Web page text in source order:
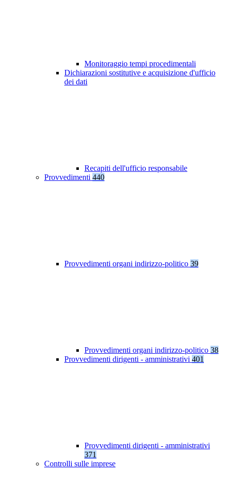
Monitoraggio tempi procedimentali
Dichiarazioni sostitutive e acquisizione d'ufficio
dei dati
Recapiti dell'ufficio responsabile
Provvedimenti 440
Provvedimenti organi indirizzo-politico 39
Provvedimenti organi indirizzo-politico 38
Provvedimenti dirigenti - amministrativi 401
Provvedimenti dirigenti - amministrativi
371
Controlli sulle imprese